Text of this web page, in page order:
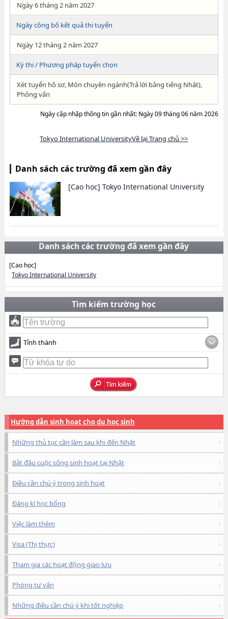
Ngày 6 tháng 2 năm 2027
Ngày công bố kết quả thi tuyển
Ngày 12 tháng 2 năm 2027
Kỳ thi / Phương pháp tuyển chọn
Xét tuyển hồ sơ, Môn chuyên ngành(Trả lời bằng tiếng Nhật),
Phỏng vấn
Ngày cập nhập thông tin gần nhất: Ngày 09 tháng 06 năm 2026
Tokyo International UniversityVề lại Trang chủ >>
Danh sách các trường đã xem gần đây
[Cao học] Tokyo International University
Danh sách các trường đã xem gần đây
[Cao học]
Tokyo International University
Tìm kiếm trường học
Tỉnh thành
Hướng dẫn sinh hoạt cho du học sinh
Những thủ tục cần làm sau khi đến Nhật
Bắt đầu cuộc sống sinh hoạt tại Nhật
Điều cần chú ý trong sinh hoạt
Đăng kí học bổng
Việc làm thêm
Visa (Thị thực)
Tham gia các hoạt động giao lưu
Phòng tư vấn
Những điều cần chú ý khi tốt nghiệp